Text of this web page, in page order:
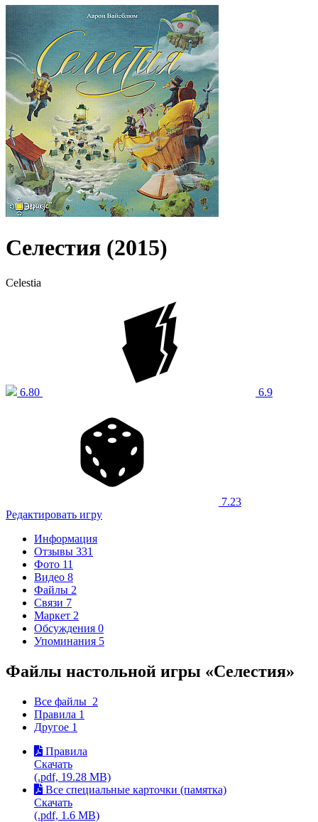
Селестия (2015)
Celestia
6.80 6.9
7.23
Редактировать игру
Информация
Отзывы 331
Фото 11
Видео 8
Файлы 2
Связи 7
Маркет 2
Обсуждения 0
Упоминания 5
Файлы настольной игры «Селестия»
Все файлы 2
Правила 1
Другое 1
Правила
Скачать
(.pdf, 19.28 MB)
Все специальные карточки (памятка)
Скачать
(.pdf, 1.6 MB)